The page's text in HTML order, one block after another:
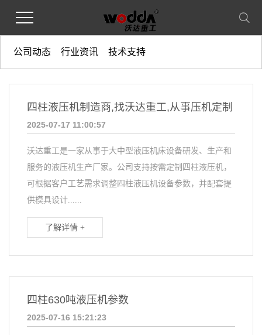
公司动态 行业资讯 技术支持
四柱液压机制造商,找沃达重工,从事压机定制
2025-07-17 11:00:57
沃达重工是一家从事于大中型液压机床设备研发、生产和
服务的液压机生产厂家。公司支持按需定制四柱液压机，
可根据客户工艺需求调整四柱液压机设备参数，并配套提
供模具设计......
了解详情 +
四柱630吨液压机参数
2025-07-16 15:21:23